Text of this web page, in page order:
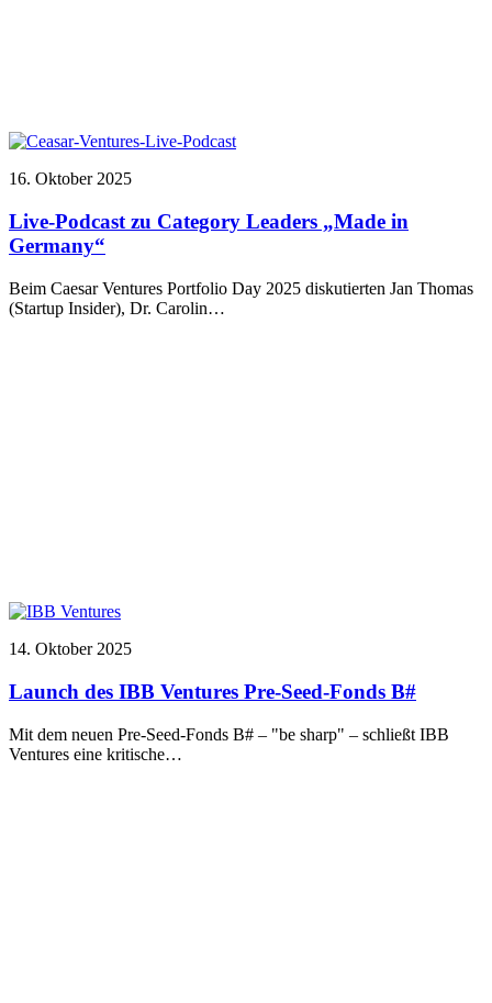
16. Oktober 2025
Live-Podcast zu Category Leaders „Made in
Germany“
Beim Caesar Ventures Portfolio Day 2025 diskutierten Jan Thomas
(Startup Insider), Dr. Carolin…
14. Oktober 2025
Launch des IBB Ventures Pre-Seed-Fonds B#
Mit dem neuen Pre-Seed-Fonds B# – "be sharp" – schließt IBB
Ventures eine kritische…